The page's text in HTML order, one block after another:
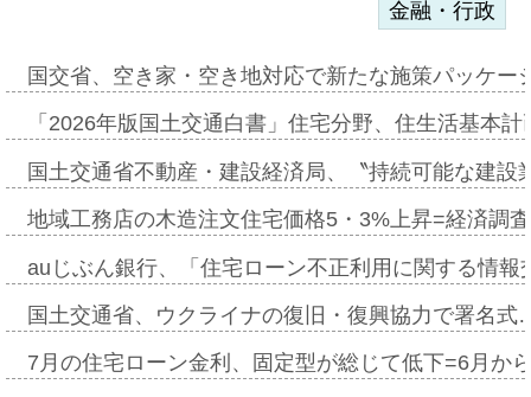
金融・行政
国交省、空き家・空き地対応で新たな施策パッケ
「2026年版国土交通白書」住宅分野、住生活基本
国土交通省不動産・建設経済局、〝持続可能な建
地域工務店の木造注文住宅価格5・3%上昇=経済調
auじぶん銀行、「住宅ローン不正利用に関する情
国土交通省、ウクライナの復旧・復興協力で署名
7月の住宅ローン金利、固定型が総じて低下=6月か